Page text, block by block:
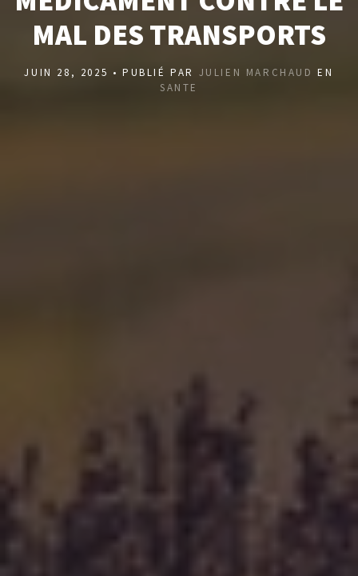
MAL DES TRANSPORTS
JUIN 28, 2025 • PUBLIÉ PAR JULIEN MARCHAUD EN
SANTE